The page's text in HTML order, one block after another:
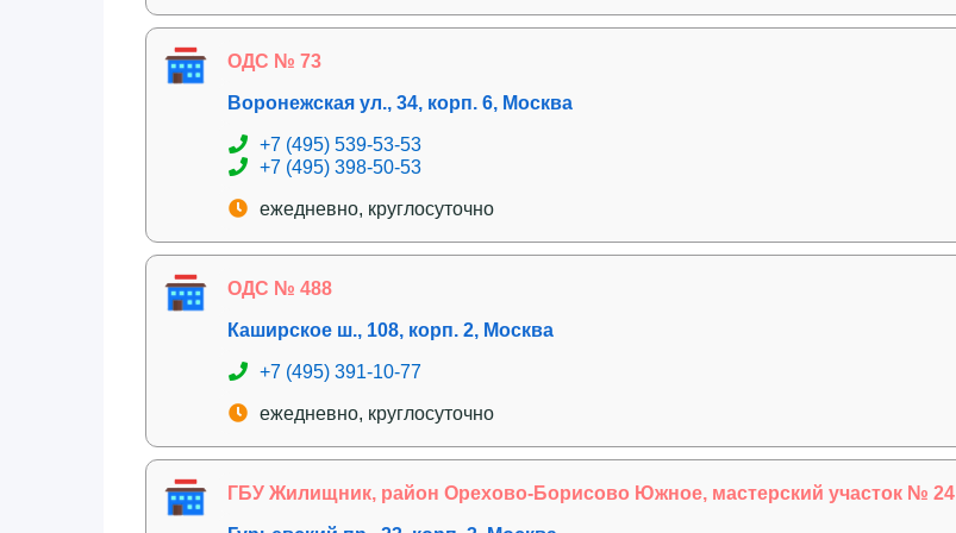
ОДС № 73
Воронежская ул., 34, корп. 6, Москва
+7 (495) 539-53-53
+7 (495) 398-50-53
ежедневно, круглосуточно
ОДС № 488
Каширское ш., 108, корп. 2, Москва
+7 (495) 391-10-77
ежедневно, круглосуточно
ГБУ Жилищник, район Орехово-Борисово Южное, мастерский участок № 24